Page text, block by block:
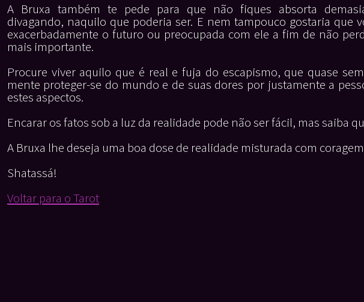
A Bruxa também te pede para que não fiques absorta
divagando, naquilo que poderia ser. E nem tampouco gostaria que
exacerbadamente o futuro ou preocupada com ele a fim de não
mais importante.
Procure viver aquilo que é real e fuja do escapismo, que quase
mente proteger-se do mundo e de suas dores por justamente a
estes aspectos.
Encarar os fatos sob a luz da realidade pode não ser fácil, mas saiba
A Bruxa lhe deseja uma boa dose de realidade misturada com
Shatassá!
Voltar para o Tarot